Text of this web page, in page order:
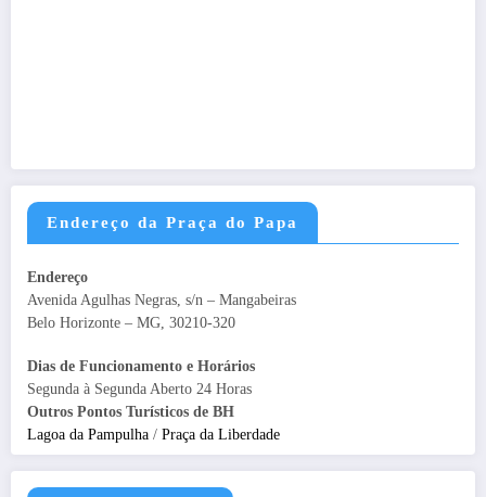
Endereço da Praça do Papa
Endereço
Avenida Agulhas Negras, s/n – Mangabeiras
Belo Horizonte – MG, 30210-320
Dias de Funcionamento e Horários
Segunda à Segunda Aberto 24 Horas
Outros Pontos Turísticos de BH
Lagoa da Pampulha / Praça da Liberdade